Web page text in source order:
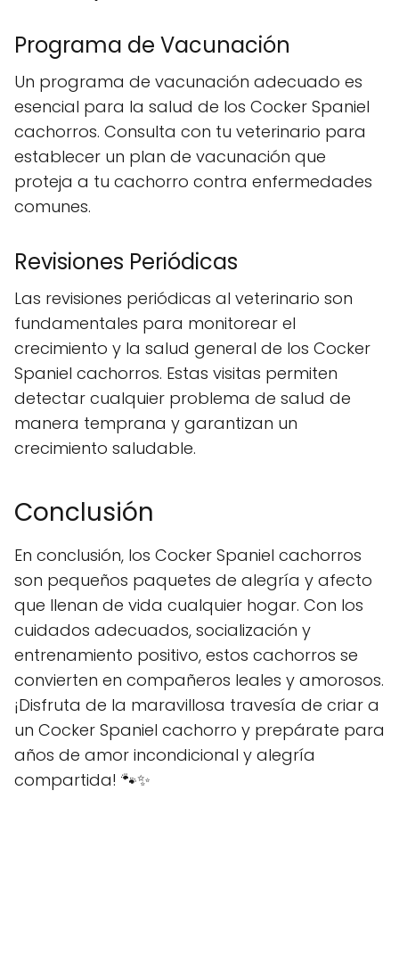
Programa de Vacunación
Un programa de vacunación adecuado es
esencial para la salud de los Cocker Spaniel
cachorros. Consulta con tu veterinario para
establecer un plan de vacunación que
proteja a tu cachorro contra enfermedades
comunes.
Revisiones Periódicas
Las revisiones periódicas al veterinario son
fundamentales para monitorear el
crecimiento y la salud general de los Cocker
Spaniel cachorros. Estas visitas permiten
detectar cualquier problema de salud de
manera temprana y garantizan un
crecimiento saludable.
Conclusión
En conclusión, los Cocker Spaniel cachorros
son pequeños paquetes de alegría y afecto
que llenan de vida cualquier hogar. Con los
cuidados adecuados, socialización y
entrenamiento positivo, estos cachorros se
convierten en compañeros leales y amorosos.
¡Disfruta de la maravillosa travesía de criar a
un Cocker Spaniel cachorro y prepárate para
años de amor incondicional y alegría
compartida! 🐾✨